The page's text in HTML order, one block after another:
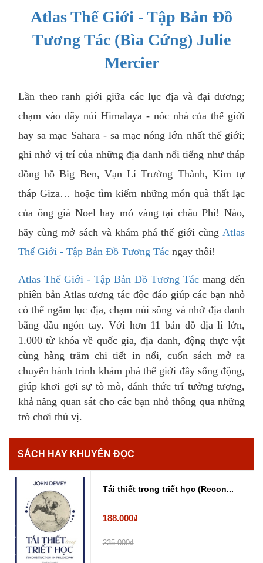
Atlas Thế Giới - Tập Bản Đồ
Tương Tác (Bìa Cứng) Julie
Mercier
Lần theo ranh giới giữa các lục địa và đại dương;
chạm vào dãy núi Himalaya - nóc nhà của thế giới
hay sa mạc Sahara - sa mạc nóng lớn nhất thế giới;
ghi nhớ vị trí của những địa danh nổi tiếng như tháp
đồng hồ Big Ben, Vạn Lí Trường Thành, Kim tự
tháp Giza… hoặc tìm kiếm những món quà thất lạc
của ông già Noel hay mỏ vàng tại châu Phi! Nào,
hãy cùng mở sách và khám phá thế giới cùng Atlas
Thế Giới - Tập Bản Đồ Tương Tác ngay thôi!
Atlas Thế Giới - Tập Bản Đồ Tương Tác mang đến
phiên bản Atlas tương tác độc đáo giúp các bạn nhỏ
có thể ngắm lục địa, chạm núi sông và nhớ địa danh
bằng đầu ngón tay. Với hơn 11 bản đồ địa lí lớn,
1.000 từ khóa về quốc gia, địa danh, động thực vật
cùng hàng trăm chi tiết in nổi, cuốn sách mở ra
chuyến hành trình khám phá thế giới đầy sống động,
giúp khơi gợi sự tò mò, đánh thức trí tưởng tượng,
khả năng quan sát cho các bạn nhỏ thông qua những
trò chơi thú vị.
SÁCH HAY KHUYẾN ĐỌC
Tái thiết trong triết học (Recon...
188.000₫
235.000₫